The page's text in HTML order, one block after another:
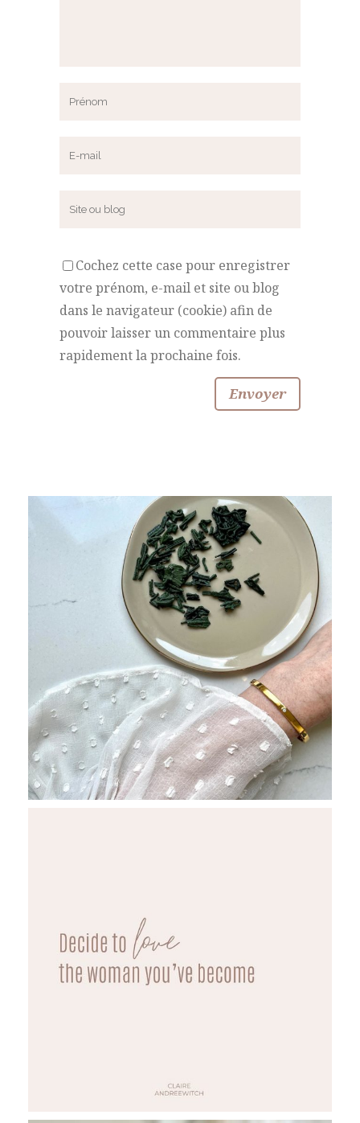
Cochez cette case pour enregistrer
votre prénom, e-mail et site ou blog
dans le navigateur (cookie) afin de
pouvoir laisser un commentaire plus
rapidement la prochaine fois.